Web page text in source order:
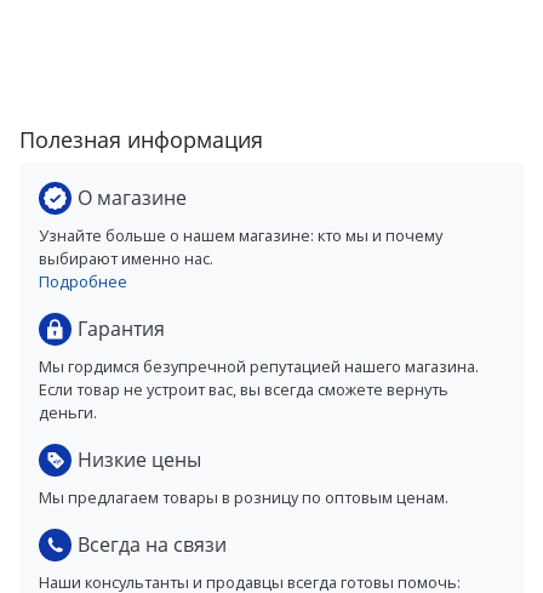
Полезная информация
О магазине
Узнайте больше о нашем магазине: кто мы и почему
выбирают именно нас.
Подробнее
Гарантия
Мы гордимся безупречной репутацией нашего магазина.
Если товар не устроит вас, вы всегда сможете вернуть
деньги.
Низкие цены
Мы предлагаем товары в розницу по оптовым ценам.
Всегда на связи
Наши консультанты и продавцы всегда готовы помочь: